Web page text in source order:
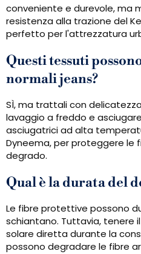
conveniente e durevole, ma
resistenza alla trazione del
perfetto per l'attrezzatura
Questi tessuti
normali jeans?
SÌ, ma trattali con
lavaggio a freddo e
asciugatrici ad alta
Dyneema, per proteggere le
degrado.
Qual è la durata del
Le fibre protettive possono
schiantano. Tuttavia, tenere
solare diretta durante la
possono degradare le fibre